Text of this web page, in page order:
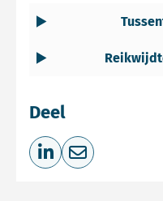
Deel
Deel opDeel via e-